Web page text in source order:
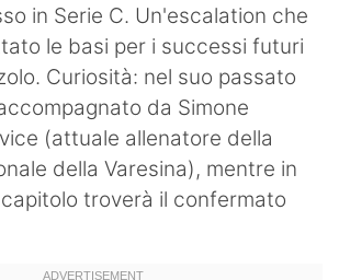
in Serie C. Un'escalation che
le basi per i successi futuri
Curiosità: nel suo passato
da Simone
(attuale allenatore della
della Varesina), mentre in
troverà il confermato